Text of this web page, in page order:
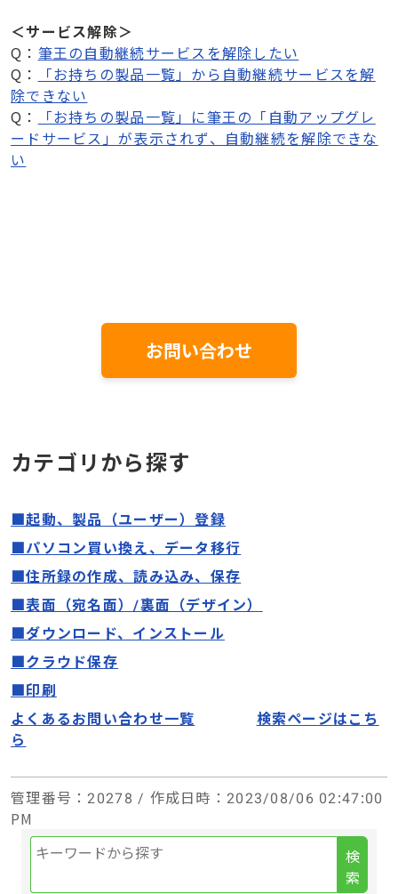
＜サービス解除＞
Q： 筆王の自動継続サービスを解除したい
Q：
「お持ちの製品一覧」から自動継続サービスを解
除できない
Q：
「お持ちの製品一覧」に筆王の「自動アップグレ
ードサービス」が表示されず、自動継続を解除できな
い
お問い合わせ
カテゴリから探す
■起動、製品（ユーザー）登録
■パソコン買い換え、データ移行
■住所録の作成、読み込み、保存
■表面（宛名面）/裏面（デザイン）
■ダウンロード、インストール
■クラウド保存
■印刷
よくあるお問い合わせ一覧
検索ページはこち
ら
管理番号 ：20278 / 作成日時 ：2023/08/06 02:47:00
PM
検
索